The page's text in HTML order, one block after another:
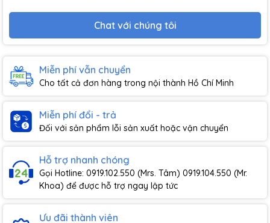
Chat với chúng tôi
Miễn phí vẫn chuyển
Cho tất cả đơn hàng trong nội thành Hồ Chí Minh
Miễn phí đổi - trả
Đối với sản phẩm lỗi sản xuất hoặc vận chuyển
Hỗ trợ nhanh chóng
Gọi Hotline: 0919.102.550 (Mrs. Tâm) 0919.104.550 (Mr.
Khoa) để được hỗ trợ ngay lập tức
Ưu đãi thành viên